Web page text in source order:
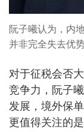
阮子曦认为，内
并非完全失去优势
对于征税会否
竞争力，阮子
发展，境外保
更值得关注的